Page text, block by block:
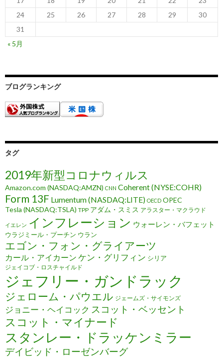
24
25 26 27 28 29
30
31
« 5月
ブログランキング
タグ
2019年新型コロナウィルス
Amazon.com (NASDAQ:AMZN) CNN Coherent (NYSE:COHR)
Form 13F Lumentum (NASDAQ:LITE) OECD OPEC
Tesla (NASDAQ:TSLA) TPP アダム・スミス アラスター・マクラウド
イエレン インフレーション ウォーレン・バフェット
ウラジミール・プーチン ウラン
エゴン・フォン・グライアーツ
カール・アイカーン ケン・グリフィン シリア
ジェイコブ・ロスチャイルド
ジェフリー・ガンドラック
ジェローム・パウエル ジェームズ・サイモンズ
ジョニー・ヘイコック スコット・ベッセント
スコット・マイナード
スタンレー・ドラッケンミラー
デイビッド・ローゼンバーグ